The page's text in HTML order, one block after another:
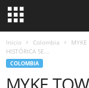
Inicio Colombia
HISTÓRICA SE...
COLOMBIA